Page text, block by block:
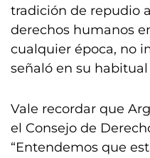
tradición de repudio
derechos humanos
cualquier época, no
señaló en su
Vale recordar que
el Consejo de
“Entendemos que